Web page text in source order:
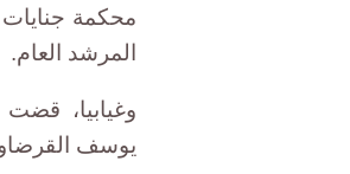
المرشد العام.
يوسف